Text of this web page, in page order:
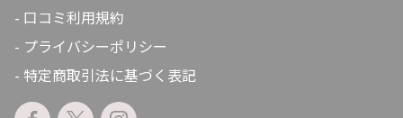
口コミ利用規約
プライバシーポリシー
特定商取引法に基づく表記